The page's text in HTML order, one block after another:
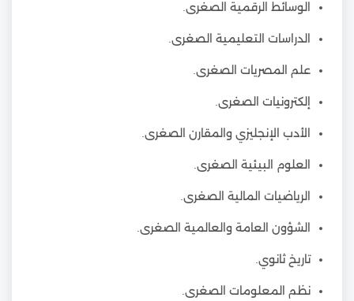
الوسائط الرقمية الصغرى.
الدراسات التعليمية الصغرى.
علم المصريات الصغرى.
إلكترونيات الصغرى.
الأدب الإنجليزي والمقارن الصغرى.
العلوم البيئية الصغرى.
الرياضيات المالية الصغرى.
الشؤون العامة والعالمية الصغرى.
تاريخ ثانوي.
نظم المعلومات الصغرى.